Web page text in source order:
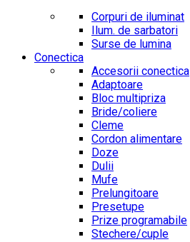
Corpuri de iluminat
Ilum. de sarbatori
Surse de lumina
Conectica
Accesorii conectica
Adaptoare
Bloc multipriza
Bride/coliere
Cleme
Cordon alimentare
Doze
Dulii
Mufe
Prelungitoare
Presetupe
Prize programabile
Stechere/cuple